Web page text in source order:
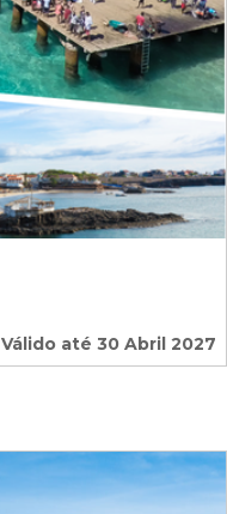
Válido até 30 Abril 2027